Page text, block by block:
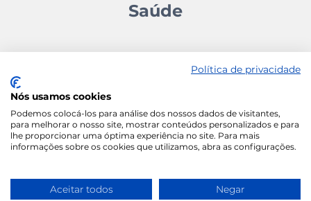
Saúde
Contactos Quem somos Autores
Estatuto Editorial
Ficha Técnica
Manifesto
Política de Privacidade
Política de privacidade
Nós usamos cookies
Podemos colocá-los para análise dos nossos dados de visitantes,
para melhorar o nosso site, mostrar conteúdos personalizados e para
lhe proporcionar uma óptima experiência no site. Para mais
informações sobre os cookies que utilizamos, abra as configurações.
Aceitar todos Negar